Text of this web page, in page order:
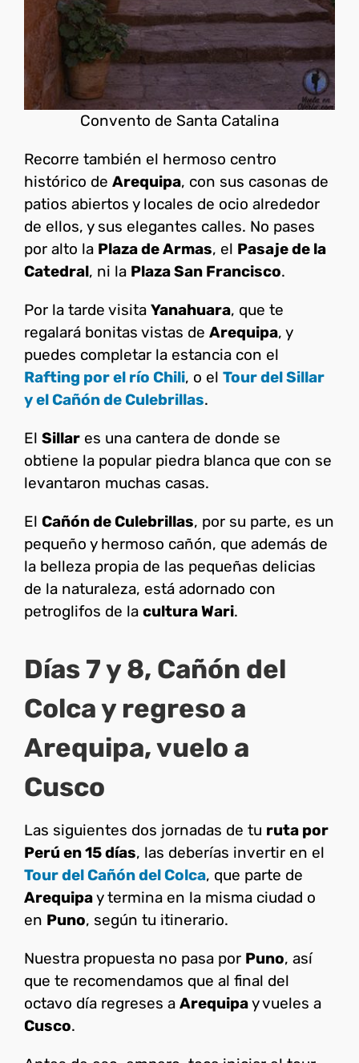
Convento de Santa Catalina
Recorre también el hermoso centro
histórico de Arequipa, con sus casonas de
patios abiertos y locales de ocio alrededor
de ellos, y sus elegantes calles. No pases
por alto la Plaza de Armas, el Pasaje de la
Catedral, ni la Plaza San Francisco.
Por la tarde visita Yanahuara, que te
regalará bonitas vistas de Arequipa, y
puedes completar la estancia con el
Rafting por el río Chili, o el Tour del Sillar
y el Cañón de Culebrillas.
El Sillar es una cantera de donde se
obtiene la popular piedra blanca que con se
levantaron muchas casas.
El Cañón de Culebrillas, por su parte, es un
pequeño y hermoso cañón, que además de
la belleza propia de las pequeñas delicias
de la naturaleza, está adornado con
petroglifos de la cultura Wari.
Días 7 y 8, Cañón del
Colca y regreso a
Arequipa, vuelo a
Cusco
Las siguientes dos jornadas de tu ruta por
Perú en 15 días, las deberías invertir en el
Tour del Cañón del Colca, que parte de
Arequipay termina en la misma ciudad o
en Puno, según tu itinerario.
Nuestra propuesta no pasa por Puno, así
que te recomendamos que al final del
octavo día regreses a Arequipay vueles a
Cusco.